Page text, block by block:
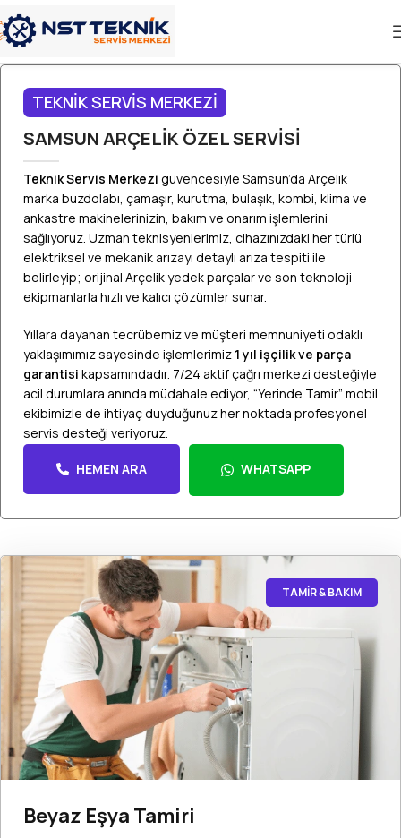
TEKNİK SERVİS MERKEZİ
SAMSUN ARÇELİK ÖZEL SERVİSİ
Teknik Servis Merkezi güvencesiyle Samsun’da Arçelik
marka buzdolabı, çamaşır, kurutma, bulaşık, kombi, klima ve
ankastre makinelerinizin, bakım ve onarım işlemlerini
sağlıyoruz. Uzman teknisyenlerimiz, cihazınızdaki her türlü
elektriksel ve mekanik arızayı detaylı arıza tespiti ile
belirleyip; orijinal Arçelik yedek parçalar ve son teknoloji
ekipmanlarla hızlı ve kalıcı çözümler sunar.
Yıllara dayanan tecrübemiz ve müşteri memnuniyeti odaklı
yaklaşımımız sayesinde işlemlerimiz 1 yıl işçilik ve parça
garantisi kapsamındadır. 7/24 aktif çağrı merkezi desteğiyle
acil durumlara anında müdahale ediyor, “Yerinde Tamir” mobil
ekibimizle de ihtiyaç duyduğunuz her noktada profesyonel
servis desteği veriyoruz.
HEMEN ARA WHATSAPP
TAMİR & BAKIM
Beyaz Eşya Tamiri